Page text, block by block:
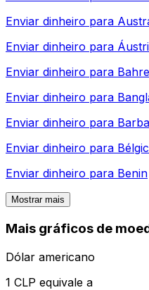
Enviar dinheiro para
Enviar dinheiro para
Enviar dinheiro para
Enviar dinheiro para
Enviar dinheiro para
Enviar dinheiro para
Enviar dinheiro para Benin
Mostrar mais
Mais gráficos de
Dólar americano
1 CLP equivale a